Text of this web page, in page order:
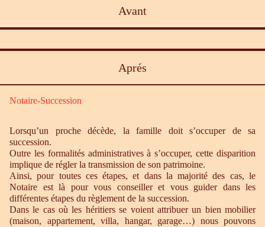
Avant
Aprés
Notaire-Succession
Lorsqu’un proche décède, la famille doit s’occuper de sa
succession.
Outre les formalités administratives à s’occuper, cette disparition
implique de régler la transmission de son patrimoine.
Ainsi, pour toutes ces étapes, et dans la majorité des cas, le
Notaire est là pour vous conseiller et vous guider dans les
différentes étapes du règlement de la succession.
Dans le cas où les héritiers se voient attribuer un bien mobilier
(maison, appartement, villa, hangar, garage…) nous pouvons